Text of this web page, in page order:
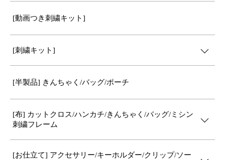
[動画つき刺繍キット]
[刺繍キット]
[半製品] きんちゃく/バッグ/ポーチ
[布] カットクロス/ハンカチ/きんちゃく/バッグ/ミシン
刺繍フレーム
[お仕立て] アクセサリー/キーホルダー/クリップ/ソー